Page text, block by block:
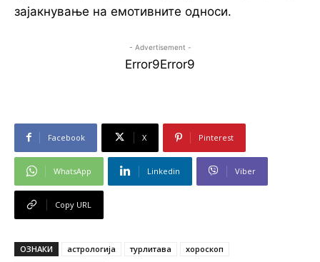
зајакнување на емотивните односи.
- Advertisement -
Error9Error9
Facebook X Pinterest
WhatsApp Linkedin Viber
Copy URL
ОЗНАКИ астрологија турлитава
хороскоп